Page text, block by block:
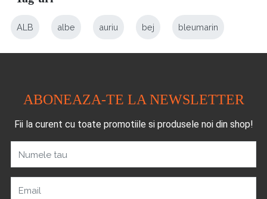
ALB albe auriu bej bleumarin
ABONEAZA-TE LA NEWSLETTER
Fii la curent cu toate promotiile si produsele noi din shop!
Numele tau
Email